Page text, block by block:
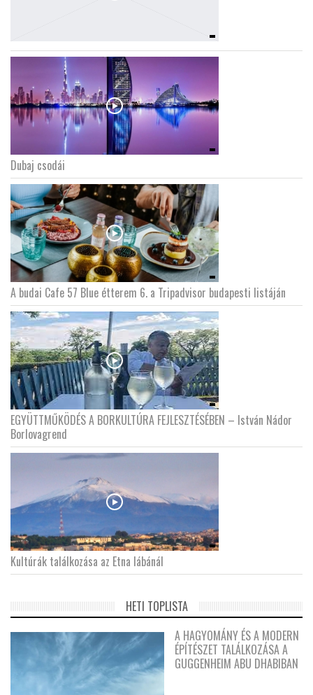
Dubaj csodái
A budai Cafe 57 Blue étterem 6. a Tripadvisor budapesti listáján
EGYÜTTMŰKÖDÉS A BORKULTÚRA FEJLESZTÉSÉBEN – István Nádor
Borlovagrend
Kultúrák találkozása az Etna lábánál
HETI TOPLISTA
A HAGYOMÁNY ÉS A MODERN
ÉPÍTÉSZET TALÁLKOZÁSA A
GUGGENHEIM ABU DHABIBAN